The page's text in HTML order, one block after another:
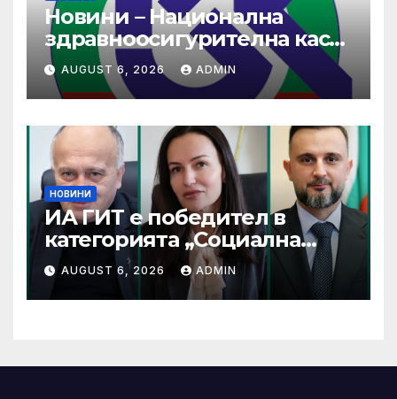
Новини – Национална
здравноосигурителна каса
(НЗОК)
AUGUST 6, 2026 ADMIN
НОВИНИ
ИА ГИТ е победител в
категорията „Социална
отговорност“ в конкурса на
ИПА за добри практики
AUGUST 6, 2026 ADMIN